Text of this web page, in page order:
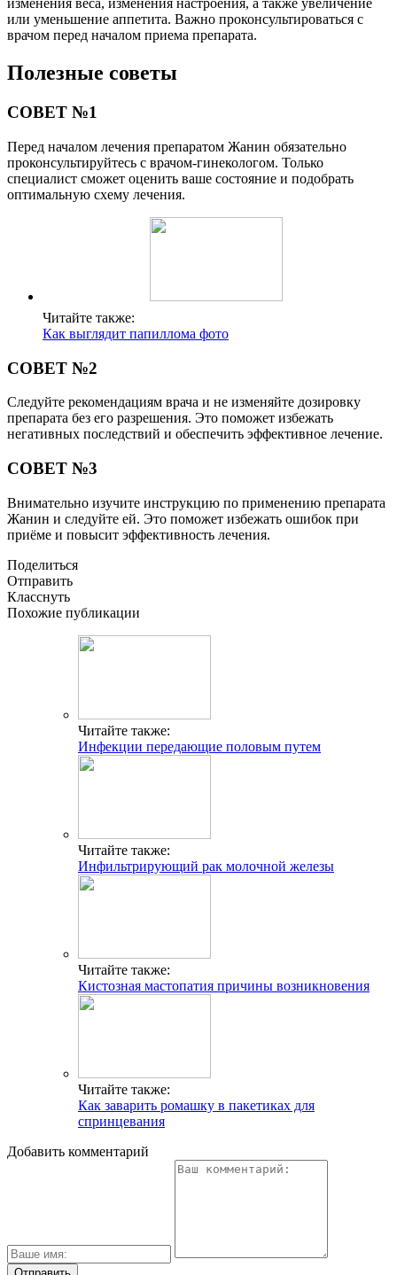
изменения веса, изменения настроения, а также увеличение
или уменьшение аппетита. Важно проконсультироваться с
врачом перед началом приема препарата.
Полезные советы
СОВЕТ №1
Перед началом лечения препаратом Жанин обязательно
проконсультируйтесь с врачом-гинекологом. Только
специалист сможет оценить ваше состояние и подобрать
оптимальную схему лечения.
Читайте также:
Как выглядит папиллома фото
СОВЕТ №2
Следуйте рекомендациям врача и не изменяйте дозировку
препарата без его разрешения. Это поможет избежать
негативных последствий и обеспечить эффективное лечение.
СОВЕТ №3
Внимательно изучите инструкцию по применению препарата
Жанин и следуйте ей. Это поможет избежать ошибок при
приёме и повысит эффективность лечения.
Поделиться
Отправить
Класснуть
Похожие публикации
Читайте также:
Инфекции передающие половым путем
Читайте также:
Инфильтрирующий рак молочной железы
Читайте также:
Кистозная мастопатия причины возникновения
Читайте также:
Как заварить ромашку в пакетиках для
спринцевания
Добавить комментарий